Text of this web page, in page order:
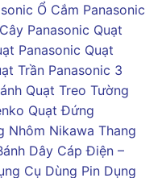
Ổ Cắm Panasonic
Panasonic Quạt
Panasonic Quạt
Trần Panasonic 3
Quạt Treo Tường
Quạt Đứng
Nhôm Nikawa Thang
Dây Cáp Điện –
Cụ Dùng Pin Dụng